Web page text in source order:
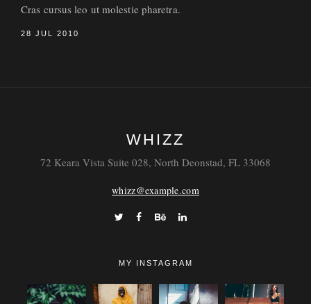
Cras cursus leo ut molestie pharetra.
28 JUL 2010
WHIZZ
72 Keara Vista Suite 028, North Deonstad, FL 33068
whizz@example.com
MY INSTAGRAM